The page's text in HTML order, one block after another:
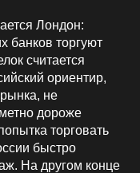
Лондон:
банков торгуют
считается
ориентир,
не
дороже
торговать
быстро
На другом конце